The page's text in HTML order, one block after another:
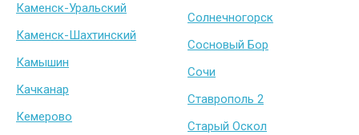
Каменск-Уральский
Каменск-Шахтинский
Камышин
Качканар
Кемерово
Солнечногорск
Сосновый Бор
Сочи
Ставрополь 2
Старый Оскол